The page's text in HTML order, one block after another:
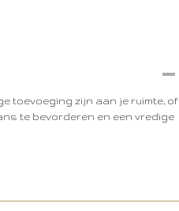
toevoeging zijn aan je ruimte, of
te bevorderen en een vredige